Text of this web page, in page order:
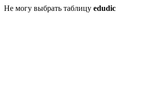
Не могу выбрать таблицу edudic